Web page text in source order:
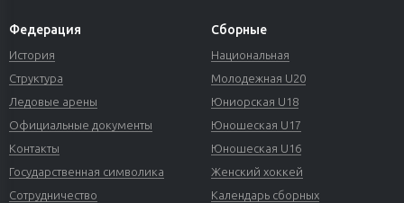
Федерация
История
Структура
Ледовые арены
Официальные документы
Контакты
Государственная символика
Сотрудничество
Сборные
Национальная
Молодежная U20
Юниорская U18
Юношеская U17
Юношеская U16
Женский хоккей
Календарь сборных